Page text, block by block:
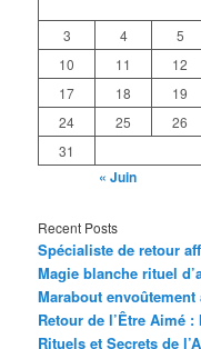
3
4 5
10
11 12
17
18 19
24
25 26
31
« Juin
Recent Posts
Spécialiste de retour
Magie blanche rituel
Marabout
Retour de l’Être Aimé
Rituels et Secrets de